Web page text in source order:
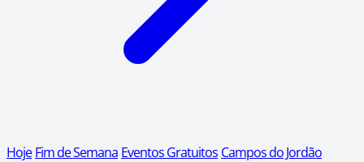
Hoje Fim de Semana Eventos Gratuitos Campos do Jordão